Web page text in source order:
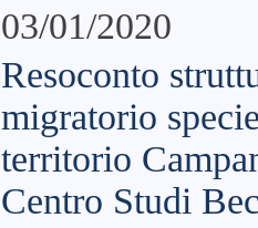
03/01/2020
Resoconto
migratorio
territorio
Centro Studi